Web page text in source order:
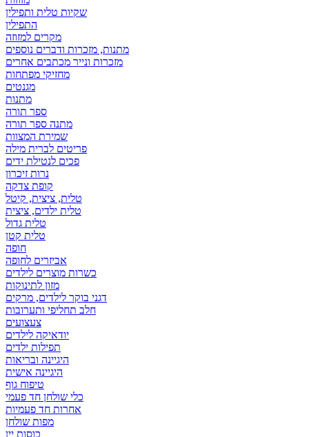
שקיות טלית ותפילין
התפילין
מקרים למזוזה
מתנות, מזכרות ודברים נוספים
מזכרות ונייר מכתבים אחרים
מחזיקי מפתחות
מגנטים
מתנות
ספר תורה
מתנה ספר תורה
שמירת המצוות
פריטים לברית מילה
פכים לנטילת ידים
נרות זיכרון
קופת צדקה
טלית, ציצית, קיטל
טלית ילדים, ציצית
טלית גדול
טלית קטן
אביזרים לחופה
כשרות מוצרים לילדים
מזון לתינוקות
דגני בוקר לילדים, מרקים
חלב תחליפי ותערובות
צעצועים
יודאיקה לילדים
תפילות ילדים
היגיינה ובריאות
היגיינה אישית
טיפוח גוף
כלי שולחן חד פעמי
אחרות חד פעמיות
מפות שולחן
כוסות יין